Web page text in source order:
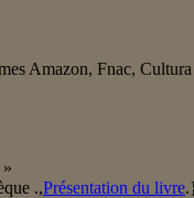
Amazon, Fnac,
.,Présentation du livre